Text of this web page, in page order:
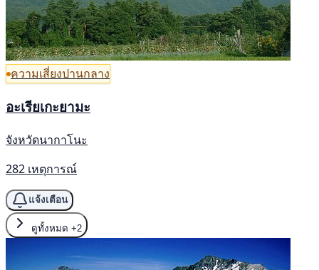
ความเสี่ยงปานกลาง
อะเรียเกะยามะ
จังหวัดนากาโนะ
282 เหตุการณ์
แจ้งเตือน
ดูทั้งหมด +2